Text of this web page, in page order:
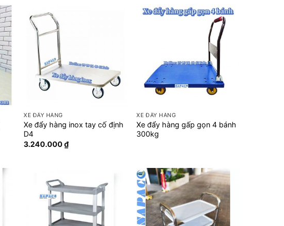
XE ĐẨY HÀNG
Xe đẩy hàng inox tay cố định
D4
3.240.000₫
XE ĐẨY HÀNG
Xe đẩy hàng gấp gọn 4 bánh
300kg